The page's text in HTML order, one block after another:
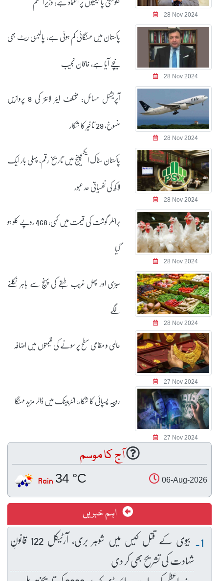
28 Nov 2024
28 Nov 2024
پاکستان میں مہنگائی کم ہوئی ہے، پالیسی ریٹ بھی
نیچے آیا ہے، خاقان نجیب
28 Nov 2024
آپریشنل مسائل: مختلف ایئر لائنز کی 8 پروازیں
منسوخ، 29 تاخیر کا شکار
28 Nov 2024
پاکستان سٹاک ایکسچینج میں تاریخ رقم، پہلی بار ایک
لاکھ کی نفسیاتی حد عبور
28 Nov 2024
برائلر گوشت کی قیمت میں کمی، 468 روپے کلو ہو
گیا
28 Nov 2024
سبزی اور پھل غریب طبقے کی پہنچ سے باہر نکلنے
لگے
27 Nov 2024
عالمی و مقامی سطح پر سونے کی قیمتوں میں اضافہ
27 Nov 2024
روپیہ پسپائی کا شکار، انٹربینک میں ڈالر مزید مہنگا
آج کا موسم
06-Aug-2026
34 °C
Rain
اہم خبریں
بیوی کے قتل کیس میں شوہر بری، آرٹیکل 122 قانونِ
شہادت کی تشریح بھی کر دی